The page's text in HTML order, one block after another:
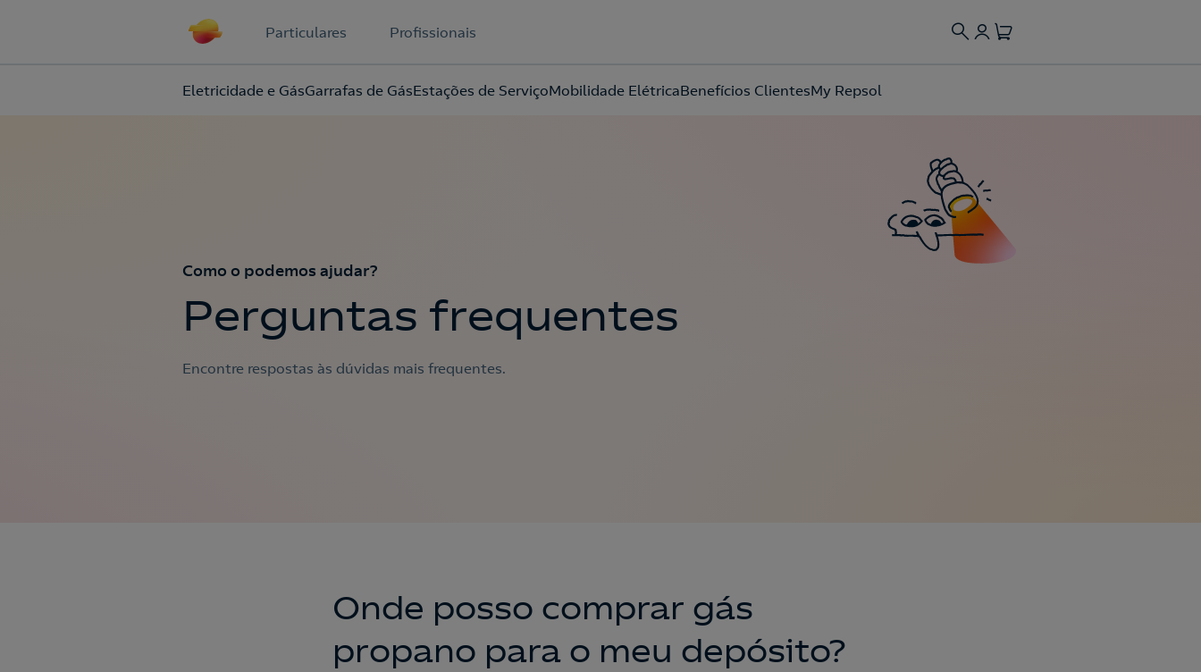
Particulares Profissionais
Eletricidade e GásGarrafas de GásEstações de ServiçoMobilidade ElétricaBenefícios ClientesMy Repsol
Acepto la política de protección de datos.
Como o podemos ajudar?
Perguntas frequentes
Encontre respostas às dúvidas mais frequentes.
Onde posso comprar gás
propano para o meu depósito?